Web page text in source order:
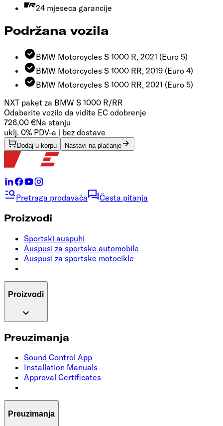
24 mjeseca garancije
Podržana vozila
BMW Motorcycles S 1000 R, 2021 (Euro 5)
BMW Motorcycles S 1000 RR, 2019 (Euro 4)
BMW Motorcycles S 1000 RR, 2021 (Euro 5)
NXT paket za BMW S 1000 R/RR
Odaberite vozilo da vidite EC odobrenje
726,00 €Na stanju
uklj. 0% PDV-a | bez dostave
Dodaj u korpu Nastavi na plaćanje
Pretraga prodavača Česta pitanja
Proizvodi
Sportski auspuhi
Auspusi za sportske automobile
Auspusi za sportske motocikle
Proizvodi
Preuzimanja
Sound Control App
Installation Manuals
Approval Certificates
Preuzimanja